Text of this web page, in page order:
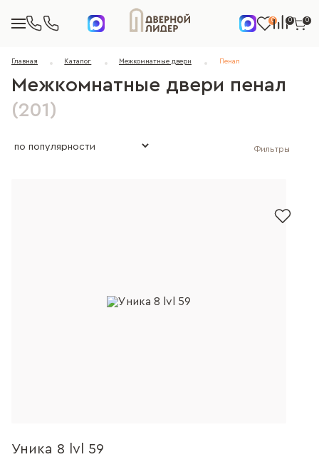
0 0 0
Главная Каталог Межкомнатные двери Пенал
Межкомнатные двери пенал
(201)
Фильтры
Уника 8 lvl 59